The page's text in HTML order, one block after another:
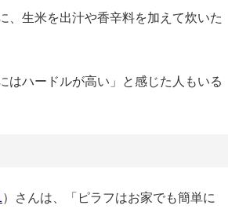
、生米を出汁や香辛料を加えて炊いた
はハードルが高い」と感じた人もいる
）さんは、「ピラフはお家でも簡単に